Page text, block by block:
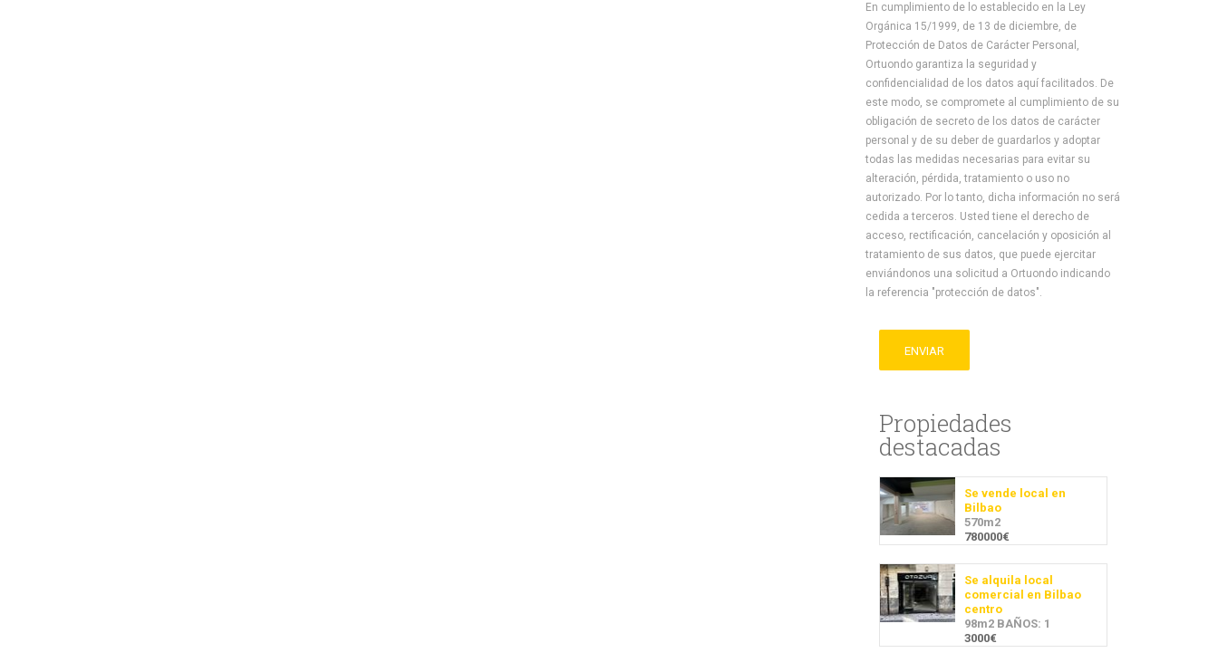
En cumplimiento de lo establecido en la Ley
Orgánica 15/1999, de 13 de diciembre, de
Protección de Datos de Carácter Personal,
Ortuondo garantiza la seguridad y
confidencialidad de los datos aquí facilitados. De
este modo, se compromete al cumplimiento de su
obligación de secreto de los datos de carácter
personal y de su deber de guardarlos y adoptar
todas las medidas necesarias para evitar su
alteración, pérdida, tratamiento o uso no
autorizado. Por lo tanto, dicha información no será
cedida a terceros. Usted tiene el derecho de
acceso, rectificación, cancelación y oposición al
tratamiento de sus datos, que puede ejercitar
enviándonos una solicitud a Ortuondo indicando
la referencia "protección de datos".
ENVIAR
Propiedades
destacadas
Se vende local en
Bilbao
570m2
780000€
Se alquila local
comercial en Bilbao
centro
98m2 BAÑOS: 1
3000€